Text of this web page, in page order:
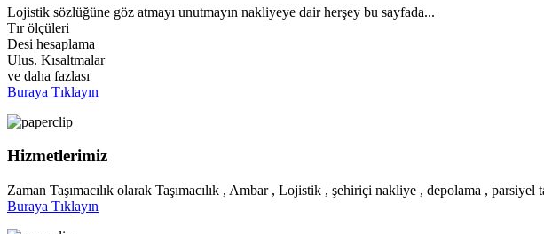
Lojistik sözlüğüne göz atmayı unutmayın nakliyeye dair herşey bu sayfada...
Tır ölçüleri
Desi hesaplama
Ulus. Kısaltmalar
ve daha fazlası
Buraya Tıklayın
Hizmetlerimiz
Zaman Taşımacılık olarak Taşımacılık , Ambar , Lojistik , şehiriçi nakliye , depolama ,
Buraya Tıklayın